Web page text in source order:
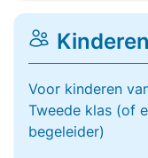
Voor kinderen
Tweede klas (of
begeleider)